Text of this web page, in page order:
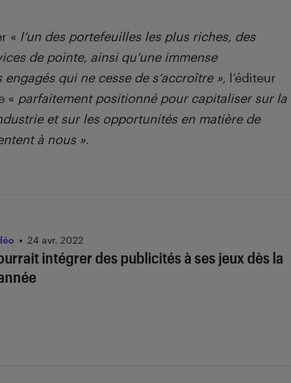
« l’un des portefeuilles les plus riches, des
de pointe, ainsi qu’une immense
qui ne cesse de s’accroître », l’éditeur
« parfaitement positionné pour capitaliser sur la
et sur les opportunités en matière de
à nous ».
intégrer des publicités à ses jeux dès la
• 24 avr. 2022